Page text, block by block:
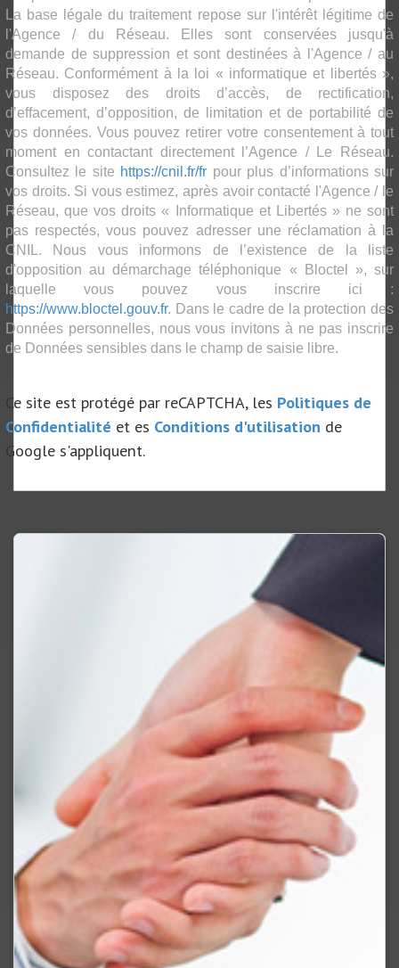
La base légale du traitement repose sur l'intérêt légitime de
l'Agence / du Réseau. Elles sont conservées jusqu'à
demande de suppression et sont destinées à l'Agence / au
Réseau. Conformément à la loi « informatique et libertés »,
vous disposez des droits d’accès, de rectification,
d’effacement, d’opposition, de limitation et de portabilité de
vos données. Vous pouvez retirer votre consentement à tout
moment en contactant directement l’Agence / Le Réseau.
Consultez le site https://cnil.fr/fr pour plus d’informations sur
vos droits. Si vous estimez, après avoir contacté l'Agence / le
Réseau, que vos droits « Informatique et Libertés » ne sont
pas respectés, vous pouvez adresser une réclamation à la
CNIL. Nous vous informons de l’existence de la liste
d'opposition au démarchage téléphonique « Bloctel », sur
laquelle vous pouvez vous inscrire ici :
https://www.bloctel.gouv.fr. Dans le cadre de la protection des
Données personnelles, nous vous invitons à ne pas inscrire
de Données sensibles dans le champ de saisie libre.
Ce site est protégé par reCAPTCHA, les Politiques de
Confidentialité et es Conditions d'utilisation de
Google s'appliquent.